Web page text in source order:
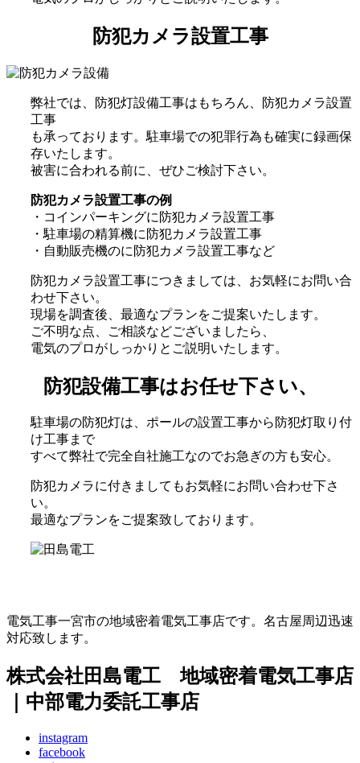
防犯カメラ設置工事
弊社では、防犯灯設備工事はもちろん、防犯カメラ設置
工事
も承っております。駐車場での犯罪行為も確実に録画保
存いたします。
被害に合われる前に、ぜひご検討下さい。
防犯カメラ設置工事の例
・コインパーキングに防犯カメラ設置工事
・駐車場の精算機に防犯カメラ設置工事
・自動販売機のに防犯カメラ設置工事など
防犯カメラ設置工事につきましては、お気軽にお問い合
わせ下さい。
現場を調査後、最適なプランをご提案いたします。
ご不明な点、ご相談などございましたら、
電気のプロがしっかりとご説明いたします。
防犯設備工事はお任せ下さい、
駐車場の防犯灯は、ポールの設置工事から防犯灯取り付
け工事まで
すべて弊社で完全自社施工なのでお急ぎの方も安心。
防犯カメラに付きましてもお気軽にお問い合わせ下さ
い。
最適なプランをご提案致しております。
電気工事一宮市の地域密着電気工事店です。名古屋周辺迅速
対応致します。
株式会社田島電工 地域密着電気工事店
｜中部電力委託工事店
instagram
facebook